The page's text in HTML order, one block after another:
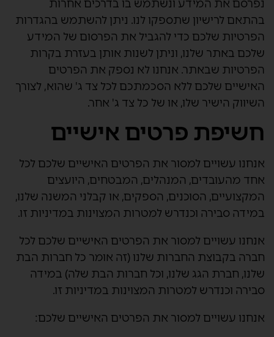
נפרסם את המידע ונשתמש בו בדרכים אחרות
בהתאם לרישיון שתספקו לנו. ניתן להשתמש בהגדרות
הפרטיות שלכם כדי להגביל את הפרסום של המידע
שלכם באתר שלנו, וניתן לשנות אותן בעזרת בקרות
הפרטיות שבאתר. אנחנו לא נספק את הפרטים
האישיים שלכם ללא הסכמתכם לכל צד ג' שהוא, לצורך
השיווק הישיר שלו, או של כל צד ג' אחר.
חשיפת פרטים אישיים
אנחנו עשויים למסור את הפרטים האישיים שלכם לכל
אחד מהעובדים, המנהלים, המבטחים, היועצים
המקצועיים, הסוכנים, הספקים, או קבלני המשנה שלנו,
במידה סבירה וכנדרש למטרות המצוינות במדיניות זו.
אנחנו עשויים למסור את הפרטים האישיים שלכם לכל
חברה בקבוצת החברות שלנו (זה אומר כל חברות הבת
שלנו, חברת הגג שלנו, וכל חברות הבת שלה) במידה
סבירה וכנדרש למטרות המצוינות במדיניות זו.
אנחנו עשויים למסור את הפרטים האישיים שלכם: